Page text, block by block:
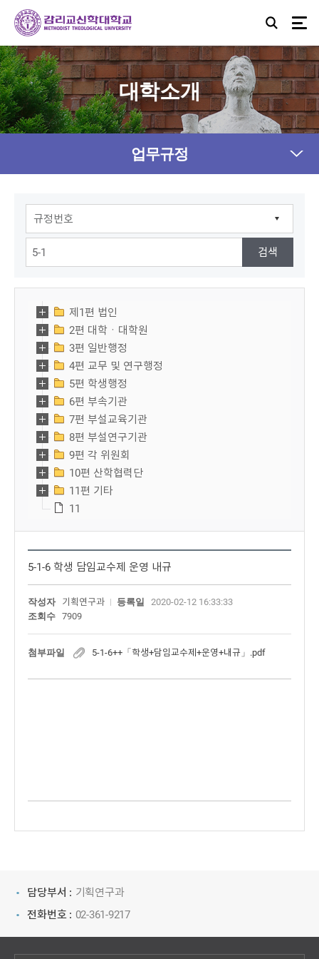
대학소개
업무규정
제1편 법인
2편 대학ㆍ대학원
3편 일반행정
4편 교무 및 연구행정
5편 학생행정
6편 부속기관
7편 부설교육기관
8편 부설연구기관
9편 각 위원회
10편 산학협력단
11편 기타
11
5-1-6 학생 담임교수제 운영 내규
작성자 기획연구과 등록일
2020-02-12 16:33:33
조회수
7909
첨부파일 5-1-6++「학생+담임교수제+운영+내규」.pdf
담당부서 : 기획연구과
전화번호 : 02-361-9217